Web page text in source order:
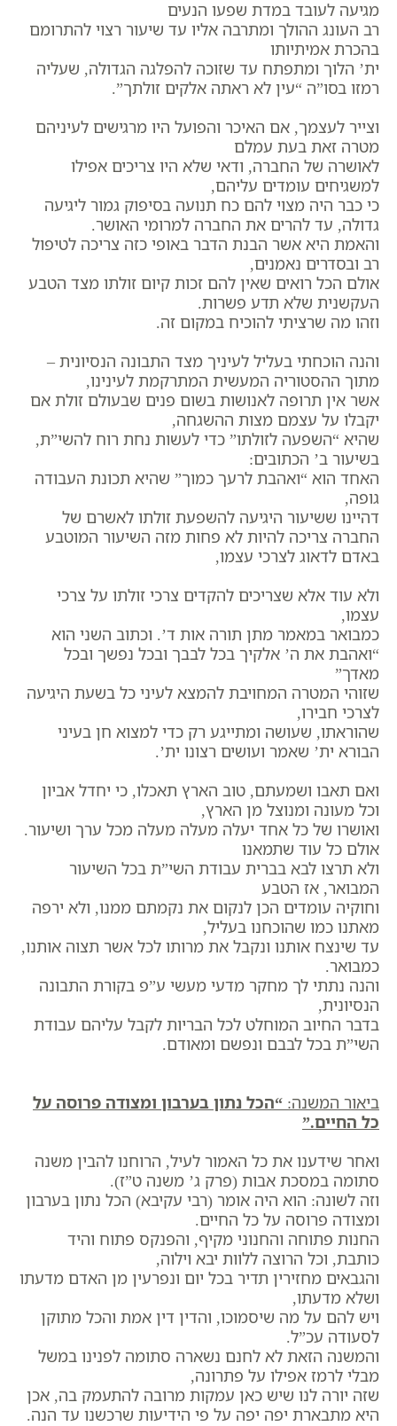
מגיעה לעובד במדת שפעו הנעים
רב העונג ההולך ומתרבה אליו עד שיעור רצוי להתרומם
בהכרת אמיתיותו
ית’ הלוך ומתפתח עד שזוכה להפלגה הגדולה, שעליה
רמזו בסו”ה “עין לא ראתה אלקים זולתך”.
וצייר לעצמך, אם האיכר והפועל היו מרגישים לעיניהם
מטרה זאת בעת עמלם
לאושרה של החברה, ודאי שלא היו צריכים אפילו
למשגיחים עומדים עליהם,
כי כבר היה מצוי להם כח תנועה בסיפוק גמור ליגיעה
גדולה, עד להרים את החברה למרומי האושר.
והאמת היא אשר הבנת הדבר באופי כזה צריכה לטיפול
רב ובסדרים נאמנים,
אולם הכל רואים שאין להם זכות קיום זולתו מצד הטבע
העקשנית שלא תדע פשרות.
וזהו מה שרציתי להוכיח במקום זה.
והנה הוכחתי בעליל לעיניך מצד התבונה הנסיונית –
מתוך ההסטוריה המעשית המתרקמת לעינינו,
אשר אין תרופה לאנושות בשום פנים שבעולם זולת אם
יקבלו על עצמם מצות ההשגחה,
שהיא “השפעה לזולתו” כדי לעשות נחת רוח להשי”ת,
בשיעור ב’ הכתובים:
האחד הוא “ואהבת לרעך כמוך” שהיא תכונת העבודה
גופה,
דהיינו ששיעור היגיעה להשפעת זולתו לאשרם של
החברה צריכה להיות לא פחות מזה השיעור המוטבע
באדם לדאוג לצרכי עצמו,
ולא עוד אלא שצריכים להקדים צרכי זולתו על צרכי
עצמו,
כמבואר במאמר מתן תורה אות ד’. וכתוב השני הוא
“ואהבת את ה’ אלקיך בכל לבבך ובכל נפשך ובכל
מאדך”
שזוהי המטרה המחויבת להמצא לעיני כל בשעת היגיעה
לצרכי חבירו,
שהוראתו, שעושה ומתייגע רק כדי למצוא חן בעיני
הבורא ית’ שאמר ועושים רצונו ית’.
ואם תאבו ושמעתם, טוב הארץ תאכלו, כי יחדל אביון
וכל מעונה ומנוצל מן הארץ,
ואושרו של כל אחד יעלה מעלה מעלה מכל ערך ושיעור.
אולם כל עוד שתמאנו
ולא תרצו לבא בברית עבודת השי”ת בכל השיעור
המבואר, אז הטבע
וחוקיה עומדים הכן לנקום את נקמתם ממנו, ולא ירפה
מאתנו כמו שהוכחנו בעליל,
עד שינצח אותנו ונקבל את מרותו לכל אשר תצוה אותנו,
כמבואר.
והנה נתתי לך מחקר מדעי מעשי ע”פ בקורת התבונה
הנסיונית,
בדבר החיוב המוחלט לכל הבריות לקבל עליהם עבודת
השי”ת בכל לבבם ונפשם ומאודם.
ביאור המשנה: “הכל נתון בערבון ומצודה פרוסה על
כל החיים.”
ואחר שידענו את כל האמור לעיל, הרוחנו להבין משנה
סתומה במסכת אבות (פרק ג’ משנה ט”ז).
וזה לשונה: הוא היה אומר (רבי עקיבא) הכל נתון בערבון
ומצודה פרוסה על כל החיים.
החנות פתוחה והחנוני מקיף, והפנקס פתוח והיד
כותבת, וכל הרוצה ללוות יבא וילוה,
והגבאים מחזירין תדיר בכל יום ונפרעין מן האדם מדעתו
ושלא מדעתו,
ויש להם על מה שיסמוכו, והדין דין אמת והכל מתוקן
לסעודה עכ”ל.
והמשנה הזאת לא לחנם נשארה סתומה לפנינו במשל
מבלי לרמז אפילו על פתרונה,
שזה יורה לנו שיש כאן עמקות מרובה להתעמק בה, אכן
היא מתבארת יפה יפה על פי הידיעות שרכשנו עד הנה.